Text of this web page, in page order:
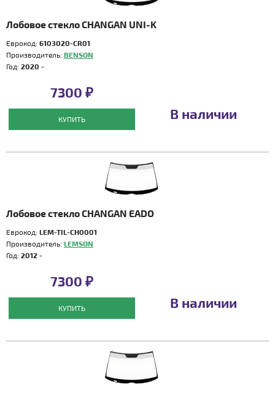
Лобовое стекло CHANGAN UNI-K
Еврокод: 6103020-CR01
Производитель: BENSON
Год: 2020 -
7300 ₽
КУПИТЬ В наличии
Лобовое стекло CHANGAN EADO
Еврокод: LEM-TIL-CH0001
Производитель: LEMSON
Год: 2012 -
7300 ₽
КУПИТЬ В наличии